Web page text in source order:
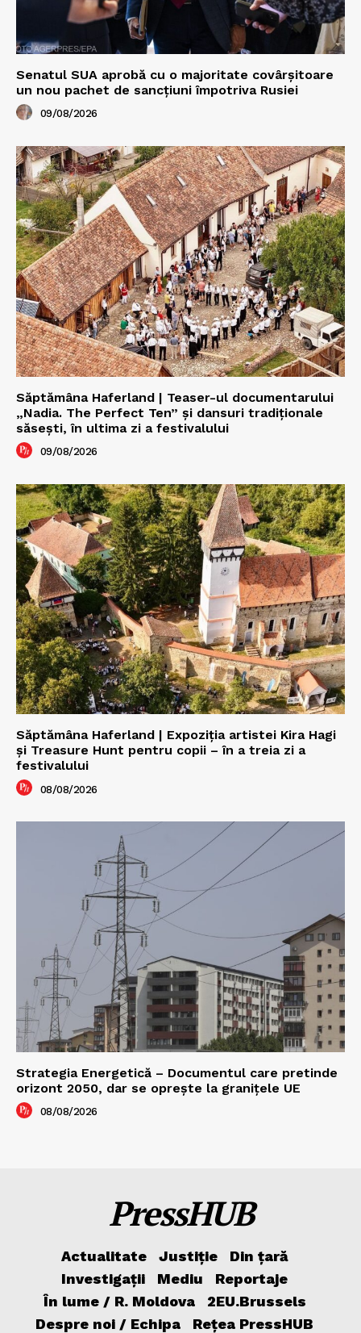
Senatul SUA aprobă cu o majoritate covârșitoare
un nou pachet de sancțiuni împotriva Rusiei
09/08/2026
Săptămâna Haferland | Teaser-ul documentarului
„Nadia. The Perfect Ten” şi dansuri tradiţionale
săseşti, în ultima zi a festivalului
09/08/2026
Săptămâna Haferland | Expoziţia artistei Kira Hagi
şi Treasure Hunt pentru copii – în a treia zi a
festivalului
08/08/2026
Strategia Energetică – Documentul care pretinde
orizont 2050, dar se oprește la granițele UE
08/08/2026
PressHUB
Actualitate Justiție
Din țară
Investigații
Mediu
Reportaje
În lume / R. Moldova
2EU.Brussels
Despre noi / Echipa
Rețea PressHUB